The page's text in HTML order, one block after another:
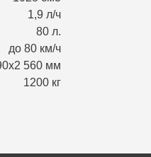
1,9 л/ч
80 л.
до 80 км/ч
560 мм
1200 кг